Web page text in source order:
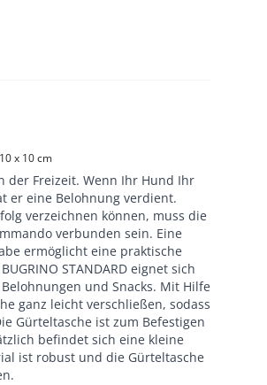
x 10 cm
der Freizeit. Wenn Ihr Hund Ihr
er eine Belohnung verdient.
verzeichnen können, muss die
verbunden sein. Eine
ermöglicht eine praktische
STANDARD eignet sich
und Snacks. Mit Hilfe
ganz leicht verschließen, sodass
Gürteltasche ist zum Befestigen
befindet sich eine kleine
ist robust und die Gürteltasche